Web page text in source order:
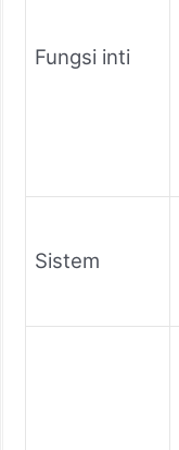
Fungsi inti
Sistem